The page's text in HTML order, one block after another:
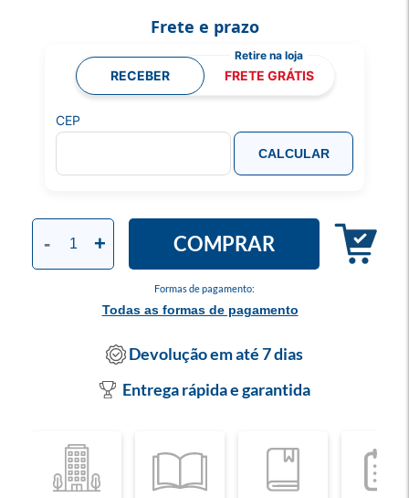
Formas de pagamento:
Todas as formas de pagamento
- + COMPRAR
Frete e prazo
RECEBER FRETE GRÁTIS
CEP
CALCULAR
Devolução em até 7 dias
Entrega rápida e garantida